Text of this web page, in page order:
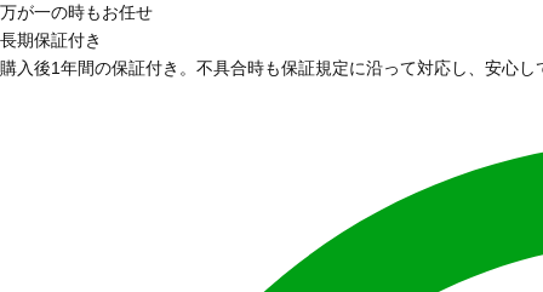
万が一の時もお任せ
長期保証付き
購入後1年間の保証付き。不具合時も保証規定に沿って対応し、安心